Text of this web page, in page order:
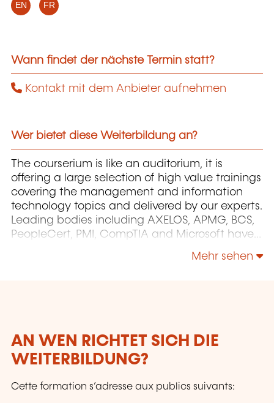
EN FR
Wann findet der nächste Termin statt?
Kontakt mit dem Anbieter aufnehmen
Wer bietet diese Weiterbildung an?
The courserium is like an auditorium, it is
offering a large selection of high value trainings
covering the management and information
technology topics and delivered by our experts.
Leading bodies including AXELOS, APMG, BCS,
PeopleCert, PMI, CompTIA and Microsoft have
accredited our courses, materials and trainers,
certifying that they reach the high standards
Mehr sehen
AN WEN RICHTET SICH DIE
WEITERBILDUNG?
Cette formation s’adresse aux publics suivants: